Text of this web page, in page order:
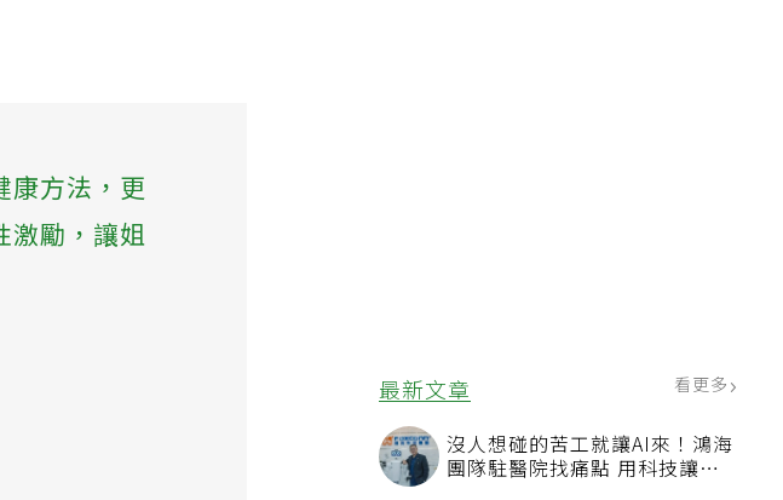
最新文章 看更多
沒人想碰的苦工就讓AI來！鴻海
團隊駐醫院找痛點 用科技讓醫
康方法，更
激勵，讓姐